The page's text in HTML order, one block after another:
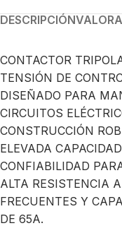
DESCRIPCIÓN
CONTACTOR
TENSIÓN DE
DISEÑADO PARA
CIRCUITOS
CONSTRUCCIÓN
ELEVADA
CONFIABILIDAD
ALTA RESISTENCIA
FRECUENTES Y
DE 65A.